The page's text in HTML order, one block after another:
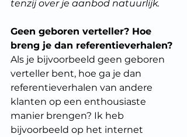
tenzij over je aanbod natuurlijk.
Geen geboren verteller? Hoe
breng je dan referentieverhalen?
Als je bijvoorbeeld geen geboren
verteller bent, hoe ga je dan
referentieverhalen van andere
klanten op een enthousiaste
manier brengen? Ik heb
bijvoorbeeld op het internet